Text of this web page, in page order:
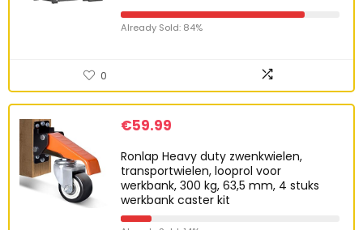
Already Sold: 84%
0
€59.99
Ronlap Heavy duty zwenkwielen,
transportwielen, looprol voor
werkbank, 300 kg, 63,5 mm, 4 stuks
werkbank caster kit